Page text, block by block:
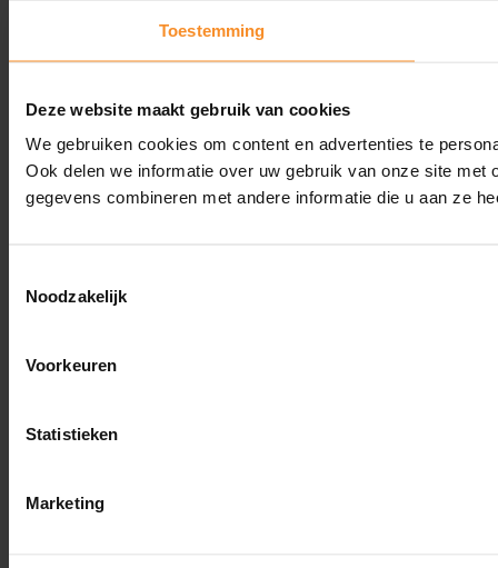
Toestemming
Deze website maakt gebruik van cookies
We gebruiken cookies om content en advertenties te
Ook delen we informatie over uw gebruik van onze site
gegevens combineren met andere informatie die u aan ze
Noodzakelijk
Voorkeuren
Statistieken
Marketing